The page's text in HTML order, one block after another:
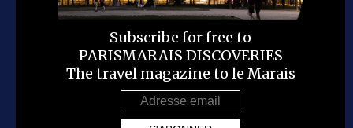
Subscribe for free to
PARISMARAIS DISCOVERIES
The travel magazine to le Marais